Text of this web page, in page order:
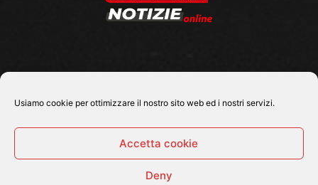
Usiamo cookie per ottimizzare il nostro sito web ed i nostri servizi.
Accetta cookie
Deny
SEGUICI SU